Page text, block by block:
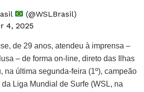
(@WSLBrasil)
4, 2025
de 29 anos, atendeu à imprensa –
– de forma on-line, direto das Ilhas
na última segunda-feira (1º), campeão
Liga Mundial de Surfe (WSL, na